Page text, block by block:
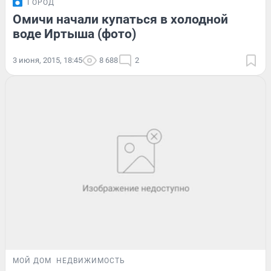
ГОРОД
Омичи начали купаться в холодной
воде Иртыша (фото)
3 июня, 2015, 18:45 8 688 2
МОЙ ДОМ НЕДВИЖИМОСТЬ